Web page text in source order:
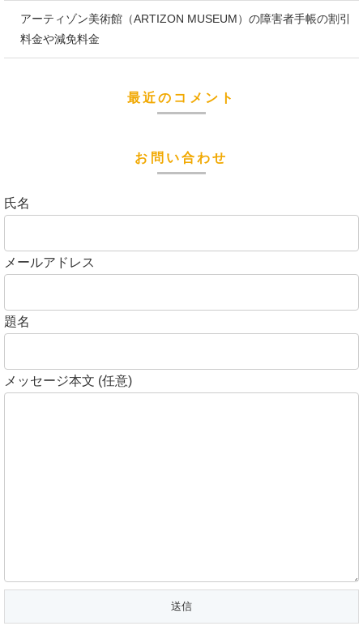
アーティゾン美術館（ARTIZON MUSEUM）の障害者手帳の割引
料金や減免料金
最近のコメント
お問い合わせ
氏名
メールアドレス
題名
メッセージ本文 (任意)